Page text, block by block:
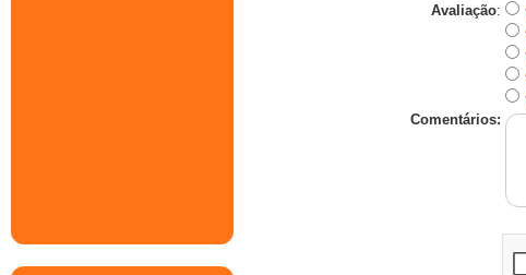
Avaliação:
Comentários: